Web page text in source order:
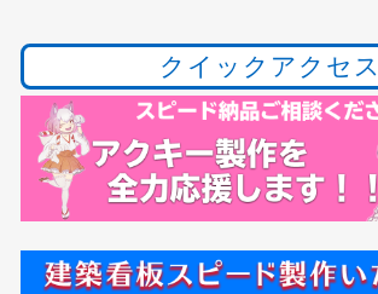
クイックアクセス